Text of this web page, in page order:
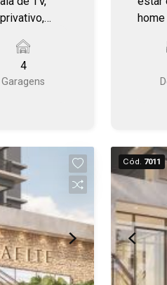
ampliado,
4
Garagens
ilha
Cód. 7011